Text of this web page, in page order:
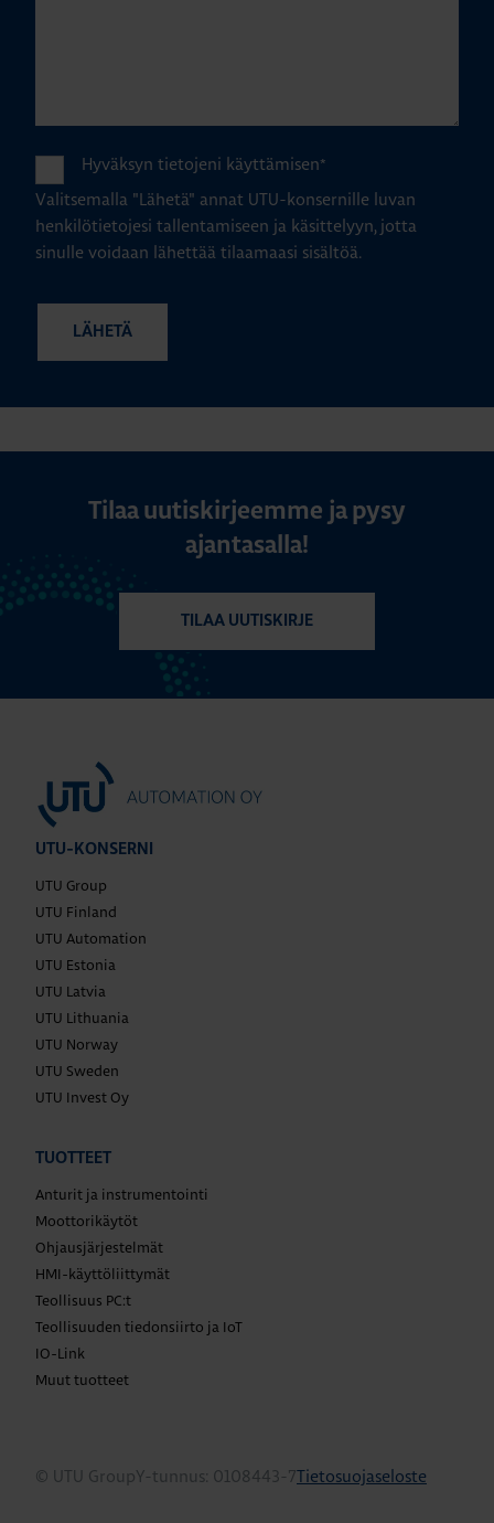
Hyväksyn tietojeni käyttämisen*
Valitsemalla "Lähetä" annat UTU-konsernille luvan
henkilötietojesi tallentamiseen ja käsittelyyn, jotta
sinulle voidaan lähettää tilaamaasi sisältöä.
Tilaa uutiskirjeemme ja pysy
ajantasalla!
TILAA UUTISKIRJE
UTU-KONSERNI
UTU Group
UTU Finland
UTU Automation
UTU Estonia
UTU Latvia
UTU Lithuania
UTU Norway
UTU Sweden
UTU Invest Oy
TUOTTEET
Anturit ja instrumentointi
Moottorikäytöt
Ohjausjärjestelmät
HMI-käyttöliittymät
Teollisuus PC:t
Teollisuuden tiedonsiirto ja IoT
IO-Link
Muut tuotteet
© UTU GroupY-tunnus: 0108443-7Tietosuojaseloste